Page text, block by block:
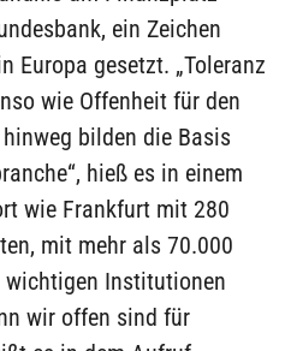
ein Zeichen
Europa gesetzt. „Toleranz
wie Offenheit für den
bilden die Basis
hieß es in einem
wie Frankfurt mit 280
mit mehr als 70.000
Institutionen
wir offen sind für